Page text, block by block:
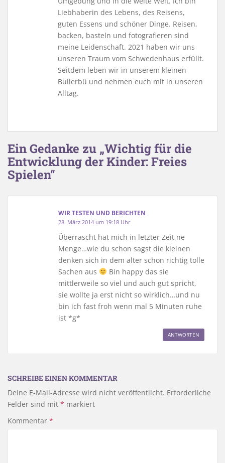
Liebhaberin des Lebens, des Reisens,
guten Essens und schöner Dinge. Reisen,
backen, basteln und fotografieren sind
meine Leidenschaft. 2021 haben wir uns
unseren Traum vom Schwedenhaus erfüllt.
Seitdem leben wir in unserem kleinen
Bullerbü und nehmen euch mit in unseren
Alltag.
Ein Gedanke zu „Wichtig für die
Entwicklung der Kinder: Freies
Spielen“
WIR TESTEN UND BERICHTEN
28. März 2014 um 19:18 Uhr
Überrascht hat mich in letzter Zeit ne
Menge…wie du schon sagst die kleinen
denken sich in dem alter schon richtig tolle
Sachen aus
Bin happy das sie
mittlerweile so viel und auch gut spricht,
sie wollte ja erst nicht so wirklich…und nu
bin ich fast froh wenn mal 5 Minuten ruhe
ist *g*
ANTWORTEN
SCHREIBE EINEN KOMMENTAR
Deine E-Mail-Adresse wird nicht veröffentlicht. Erforderliche
Felder sind mit * markiert
Kommentar *